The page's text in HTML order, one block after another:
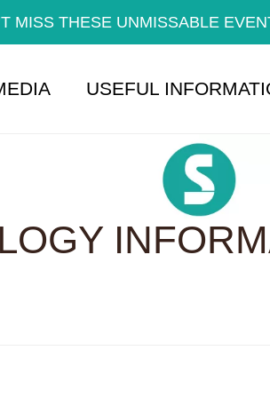
MISS THESE UNMISSABLE
USEFUL